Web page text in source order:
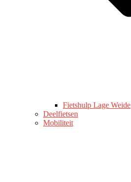
Fietshulp Lage Weide
Deelfietsen
Mobiliteit